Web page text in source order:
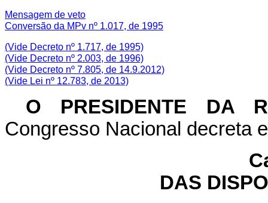
Mensagem de veto
Conversão da MPv nº 1.017, de 1995
(Vide Decreto nº 1.717, de 1995)
(Vide Decreto nº 2.003, de 1996)
(Vide Decreto nº 7.805, de 14.9.2012)
(Vide Lei nº 12.783, de 2013)
O PRESIDENTE DA
Congresso Nacional decreta
DAS